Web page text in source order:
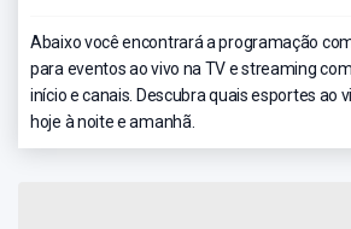
Abaixo você encontrará a programação
para eventos ao vivo na TV e streaming
início e canais. Descubra quais esportes ao
hoje à noite e amanhã.